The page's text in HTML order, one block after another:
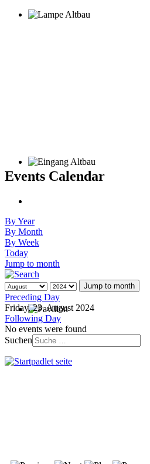
Events Calendar
By Year
By Month
By Week
Today
Jump to month
Jump to month
Preceding Day
Friday, 23. August 2024
Following Day
No events were found
Suchen